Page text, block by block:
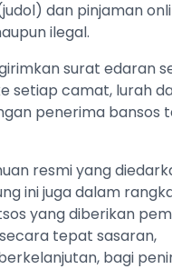
dan pinjaman
ilegal.
surat edaran
setiap camat, lurah
penerima bansos
resmi yang
ini juga dalam
yang diberikan
tepat sasaran,
bagi